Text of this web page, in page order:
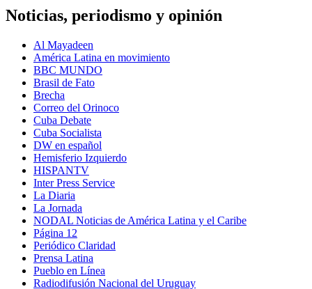
Noticias, periodismo y opinión
Al Mayadeen
América Latina en movimiento
BBC MUNDO
Brasil de Fato
Brecha
Correo del Orinoco
Cuba Debate
Cuba Socialista
DW en español
Hemisferio Izquierdo
HISPANTV
Inter Press Service
La Diaria
La Jornada
NODAL Noticias de América Latina y el Caribe
Página 12
Periódico Claridad
Prensa Latina
Pueblo en Línea
Radiodifusión Nacional del Uruguay